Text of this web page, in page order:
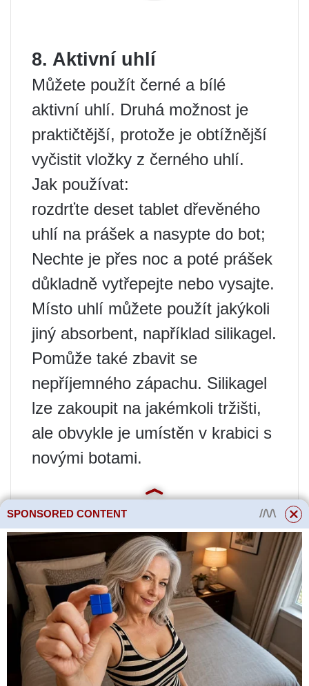
8. Aktivní uhlí
Můžete použít černé a bílé
aktivní uhlí. Druhá možnost je
praktičtější, protože je obtížnější
vyčistit vložky z černého uhlí.
Jak používat:
rozdrťte deset tablet dřevěného
uhlí na prášek a nasypte do bot;
Nechte je přes noc a poté prášek
důkladně vytřepejte nebo vysajte.
Místo uhlí můžete použít jakýkoli
jiný absorbent, například silikagel.
Pomůže také zbavit se
nepříjemného zápachu. Silikagel
lze zakoupit na jakémkoli tržišti,
ale obvykle je umístěn v krabici s
novými botami.
Co se dá dělat?
SPONSORED CONTENT